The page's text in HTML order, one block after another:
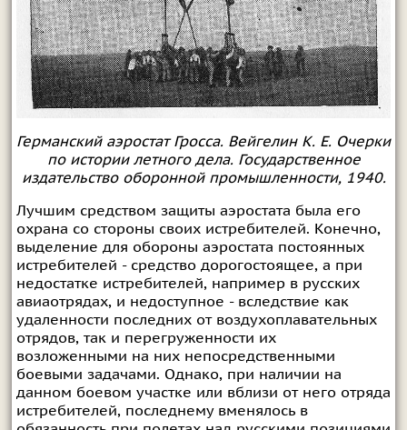
Германский аэростат Гросса. Вейгелин К. Е. Очерки
по истории летного дела. Государственное
издательство оборонной промышленности, 1940.
Лучшим средством защиты аэростата была его
охрана со стороны своих истребителей. Конечно,
выделение для обороны аэростата постоянных
истребителей - средство дорогостоящее, а при
недостатке истребителей, например в русских
авиаотрядах, и недоступное - вследствие как
удаленности последних от воздухоплавательных
отрядов, так и перегруженности их
возложенными на них непосредственными
боевыми задачами. Однако, при наличии на
данном боевом участке или вблизи от него отряда
истребителей, последнему вменялось в